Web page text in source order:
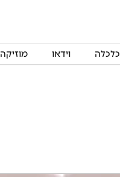
כלכלה וידאו מוזיקה